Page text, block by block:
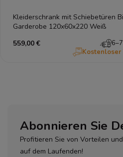
Kleiderschrank mit Schiebetüren
Garderobe 120x60x220 Weiß
559,00 €
Kostenloser
Abonnieren Sie
Profitieren Sie von Vorteilen
auf dem Laufenden!